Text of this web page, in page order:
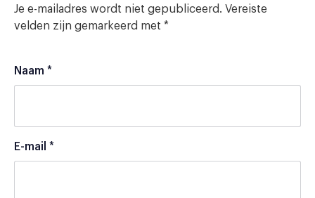
Je e-mailadres wordt niet gepubliceerd. Vereiste
velden zijn gemarkeerd met *
Naam *
E-mail *